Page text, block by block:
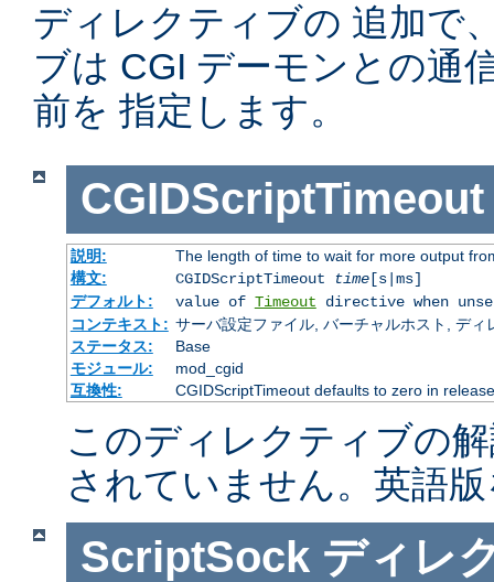
ディレクティブの 追加で
ブは CGI デーモンとの通
前を 指定します。
CGIDScriptTimeout
説明:
The length of time to wait for more output
構文:
CGIDScriptTimeout time[s|ms]
デフォルト:
value of Timeout directive when
コンテキスト: サーバ設定ファイル, バーチャルホスト, ディ
ステータス:
Base
モジュール:
mod_cgid
互換性:
CGIDScriptTimeout defaults to zero in
このディレクティブの
されていません。英語
ScriptSock ディレ